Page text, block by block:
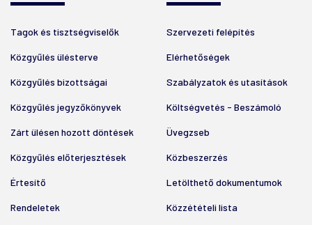
Tagok és tisztségviselők
Közgyűlés ülésterve
Közgyűlés bizottságai
Közgyűlés jegyzőkönyvek
Zárt ülésen hozott döntések
Közgyűlés előterjesztések
Értesítő
Rendeletek
Szervezeti felépítés
Elérhetőségek
Szabályzatok és utasítások
Költségvetés - Beszámoló
Üvegzseb
Közbeszerzés
Letölthető dokumentumok
Közzétételi lista